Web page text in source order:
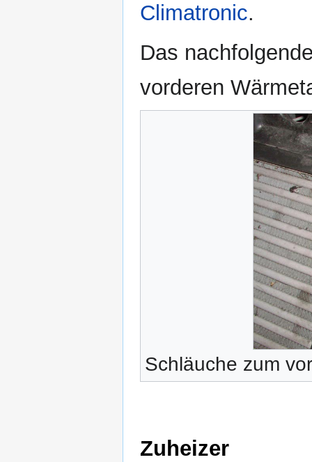
Climatronic.
Das
vorderen
Schläuche zum
Zuheizer